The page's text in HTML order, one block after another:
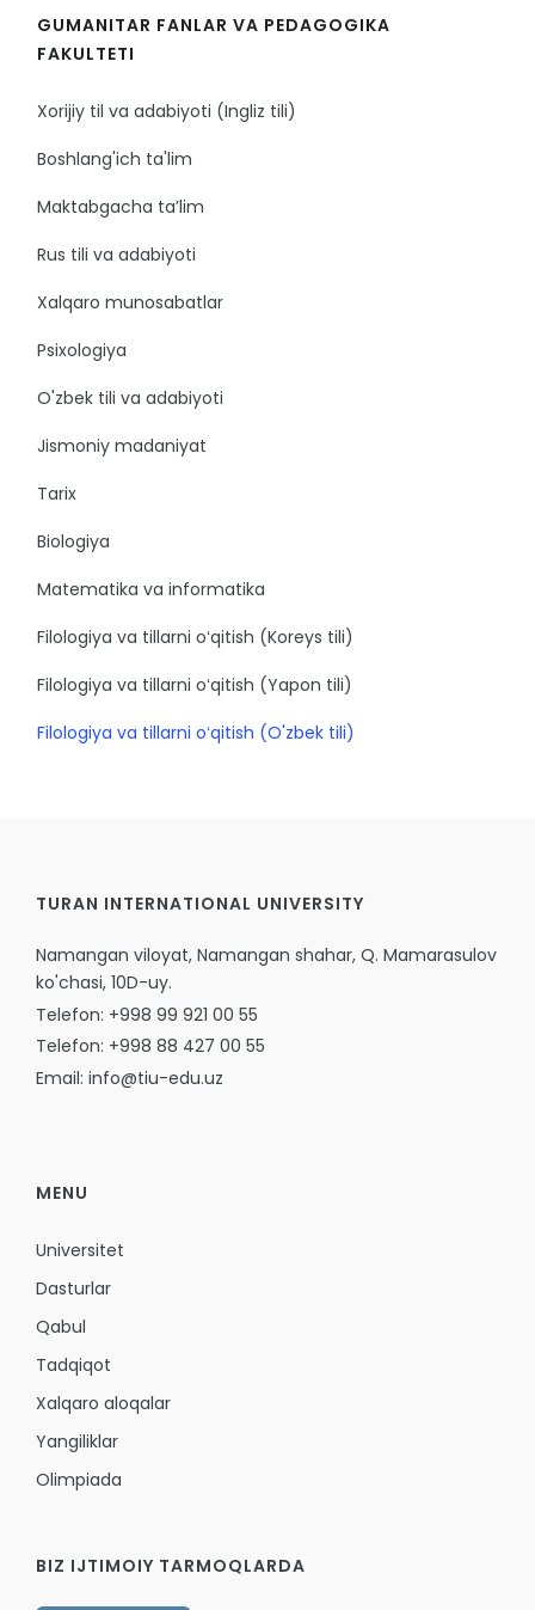
GUMANITAR FANLAR VA PEDAGOGIKA
FAKULTETI
Xorijiy til va adabiyoti (Ingliz tili)
Boshlang'ich ta'lim
Maktabgacha ta’lim
Rus tili va adabiyoti
Xalqaro munosabatlar
Psixologiya
O'zbek tili va adabiyoti
Jismoniy madaniyat
Tarix
Biologiya
Matematika va informatika
Filologiya va tillarni oʻqitish (Koreys tili)
Filologiya va tillarni oʻqitish (Yapon tili)
Filologiya va tillarni oʻqitish (O'zbek tili)
TURAN INTERNATIONAL UNIVERSITY
Namangan viloyat, Namangan shahar, Q. Mamarasulov
ko'chasi, 10D-uy.
Telefon: +998 99 921 00 55
Telefon: +998 88 427 00 55
Email: info@tiu-edu.uz
MENU
Universitet
Dasturlar
Qabul
Tadqiqot
Xalqaro aloqalar
Yangiliklar
Olimpiada
BIZ IJTIMOIY TARMOQLARDA